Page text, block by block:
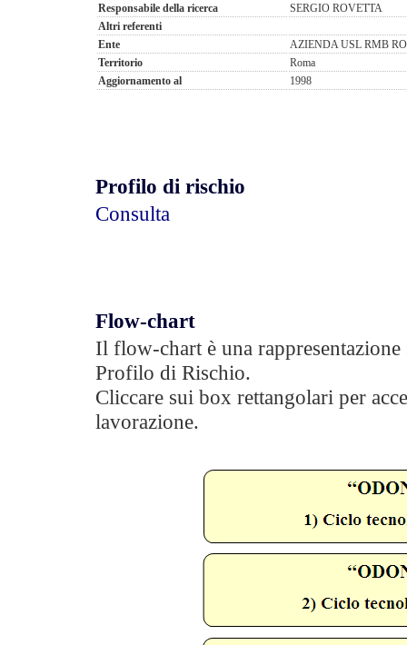
Responsabile della ricerca
SERGIO ROVETTA
Altri referenti
Ente
AZIENDA USL RMB
Territorio
Roma
Aggiornamento al
1998
Profilo di rischio
Consulta
Flow-chart
Il flow-chart è una rappresentazione
Profilo di Rischio.
Cliccare sui box rettangolari per
lavorazione.